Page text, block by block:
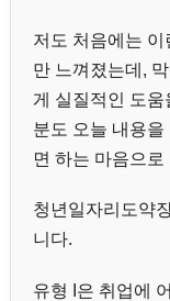
저도 처음에는
만 느껴졌는데,
게 실질적인 도움
분도 오늘 내용
면 하는 마음으
청년일자리도약
니다.
유형 I은 취업에